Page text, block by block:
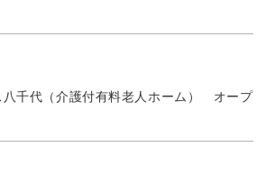
八千代（介護付有料老人ホーム） オープ